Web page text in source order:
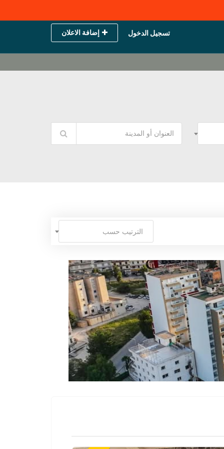
تسجيل الدخول إضافة الاعلان
الترتيب حسب